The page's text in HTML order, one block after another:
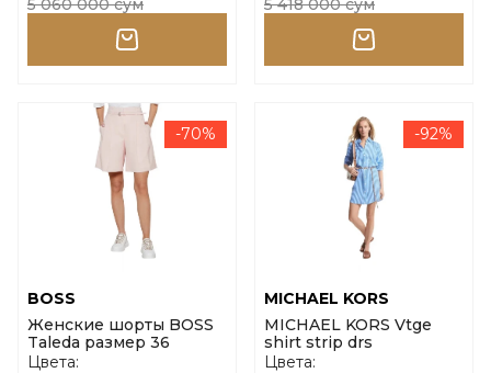
5 060 000 сум 5 418 000 сум
-70%
BOSS
Женские шорты BOSS
Taleda размер 36
Цвета:
-92%
MICHAEL KORS
MICHAEL KORS Vtge
shirt strip drs
Цвета: